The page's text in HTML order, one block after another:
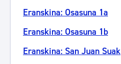
Eranskina: Osasuna 1a
Eranskina: Osasuna 1b
Eranskina: San Juan Suak